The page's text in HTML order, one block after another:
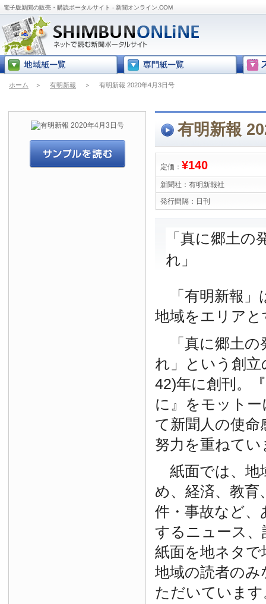
電子版新聞の販売・購読ポータルサイト - 新聞オンライン.COM
ホーム ＞ 有明新報 ＞ 有明新報 2020年4月3日号
有明新報
定価： ¥140
新聞社： 有明新報社
発行間隔： 日刊
「真に郷土の
れ」
「有明新報」
地域をエリア
「真に郷土の
れ」という創
42)年に創刊。
に』をモット
て新聞人の使命
努力を重ねてい
紙面では、地
め、経済、教育
件・事故など
するニュース
紙面を地ネタ
地域の読者の
ただいています